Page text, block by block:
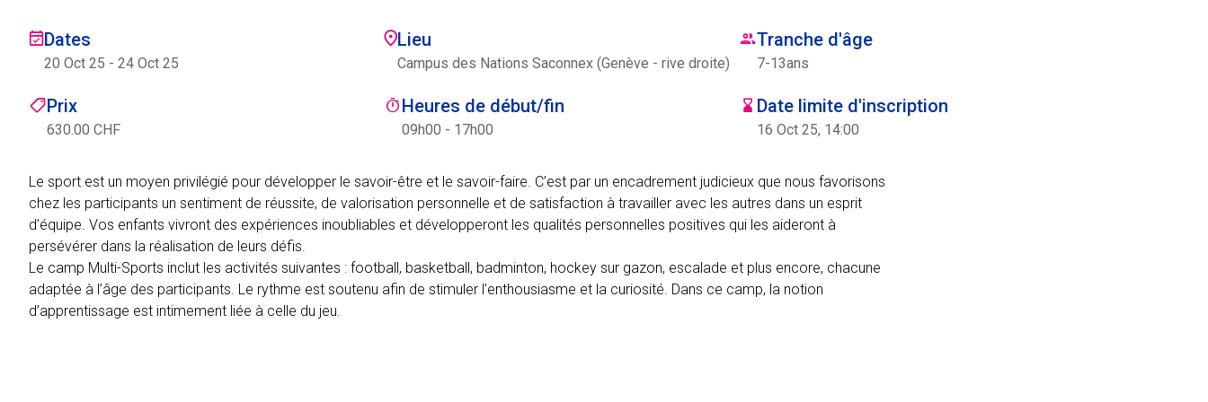
Dates
20 Oct 25 - 24 Oct 25
Lieu
Campus des Nations Saconnex (Genève - rive droite)
Tranche d'âge
7-13ans
Prix
630.00 CHF
Heures de début/fin
09h00 - 17h00
Date limite d'inscription
16 Oct 25, 14:00
Le sport est un moyen privilégié pour développer le savoir-être et le savoir-faire. C’est par un encadrement judicieux que nous favorisons
chez les participants un sentiment de réussite, de valorisation personnelle et de satisfaction à travailler avec les autres dans un esprit
d’équipe. Vos enfants vivront des expériences inoubliables et développeront les qualités personnelles positives qui les aideront à
persévérer dans la réalisation de leurs défis.
Le camp Multi-Sports inclut les activités suivantes : football, basketball, badminton, hockey sur gazon, escalade et plus encore, chacune
adaptée à l’âge des participants. Le rythme est soutenu afin de stimuler l’enthousiasme et la curiosité. Dans ce camp, la notion
d’apprentissage est intimement liée à celle du jeu.